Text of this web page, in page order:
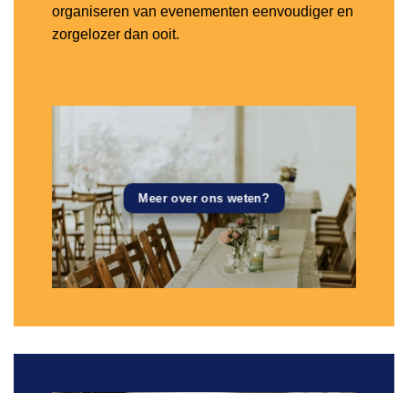
organiseren van evenementen eenvoudiger en
zorgelozer dan ooit.
Meer over ons weten?